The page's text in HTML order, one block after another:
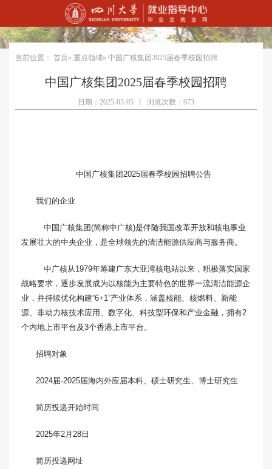
当前位置： 首页» 重点领域» 中国广核集团2025届春季校园招聘
中国广核集团2025届春季校园招聘
日期：2025-03-05 浏览次数：973
中国广核集团2025届春季校园招聘公告
我们的企业
中国广核集团(简称中广核)是伴随我国改革开放和核电事业
发展壮大的中央企业，是全球领先的清洁能源供应商与服务商。
中广核从1979年筹建广东大亚湾核电站以来，积极落实国家
战略要求，逐步发展成为以核能为主要特色的世界一流清洁能源企
业，并持续优化构建“6+1”产业体系，涵盖核能、核燃料、新能
源、非动力核技术应用、数字化、科技型环保和产业金融，拥有2
个内地上市平台及3个香港上市平台。
招聘对象
2024届-2025届海内外应届本科、硕士研究生、博士研究生
简历投递开始时间
2025年2月28日
简历投递网址